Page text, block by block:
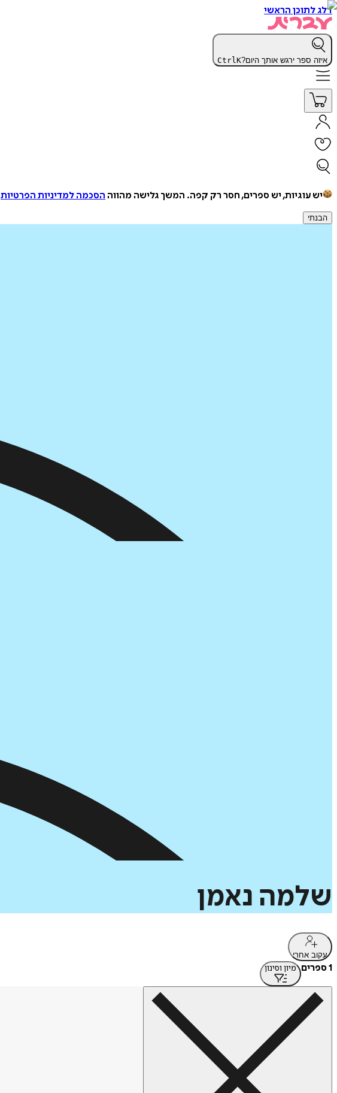
דלג לתוכן הראשי
איזה ספר ירגש אותך היום? CtrlK
יש עוגיות, יש ספרים, חסר רק קפה. המשך גלישה מהווה הסכמה למדיניות הפרטיות
הבנתי
שלמה נאמן
עקוב אחרי
1 ספרים מיון וסינון